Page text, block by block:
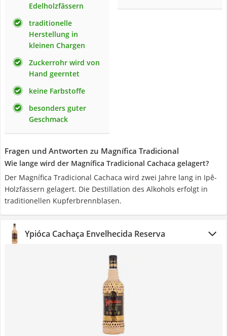
Edelholzfässern
traditionelle
Herstellung in
kleinen Chargen
Zuckerrohr wird von
Hand geerntet
keine Farbstoffe
besonders guter
Geschmack
Fragen und Antworten zu Magnífica Tradicional
Wie lange wird der Magnífica Tradicional Cachaca gelagert?
Der Magnífica Tradicional Cachaca wird zwei Jahre lang in Ipê-
Holzfässern gelagert. Die Destillation des Alkohols erfolgt in
traditionellen Kupferbrennblasen.
Ypióca Cachaça Envelhecida Reserva